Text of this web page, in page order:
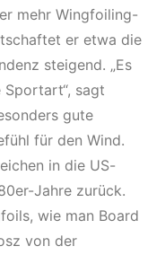
mehr Wingfoiling-
er etwa die
steigend. „Es
sagt
gute
für den Wind.
in die US-
Jahre zurück.
wie man Board
von der